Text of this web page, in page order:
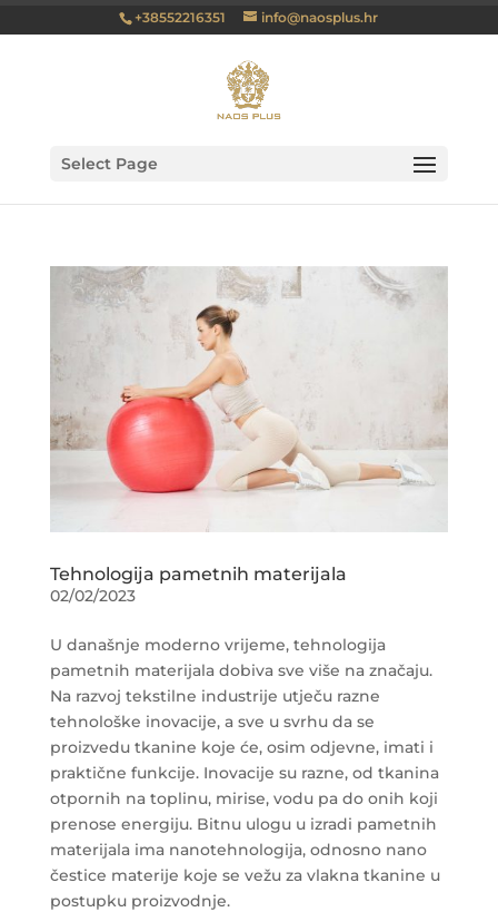
+38552216351 info@naosplus.hr
Select Page
Tehnologija pametnih materijala
02/02/2023
U današnje moderno vrijeme, tehnologija
pametnih materijala dobiva sve više na značaju.
Na razvoj tekstilne industrije utječu razne
tehnološke inovacije, a sve u svrhu da se
proizvedu tkanine koje će, osim odjevne, imati i
praktične funkcije. Inovacije su razne, od tkanina
otpornih na toplinu, mirise, vodu pa do onih koji
prenose energiju. Bitnu ulogu u izradi pametnih
materijala ima nanotehnologija, odnosno nano
čestice materije koje se vežu za vlakna tkanine u
postupku proizvodnje.